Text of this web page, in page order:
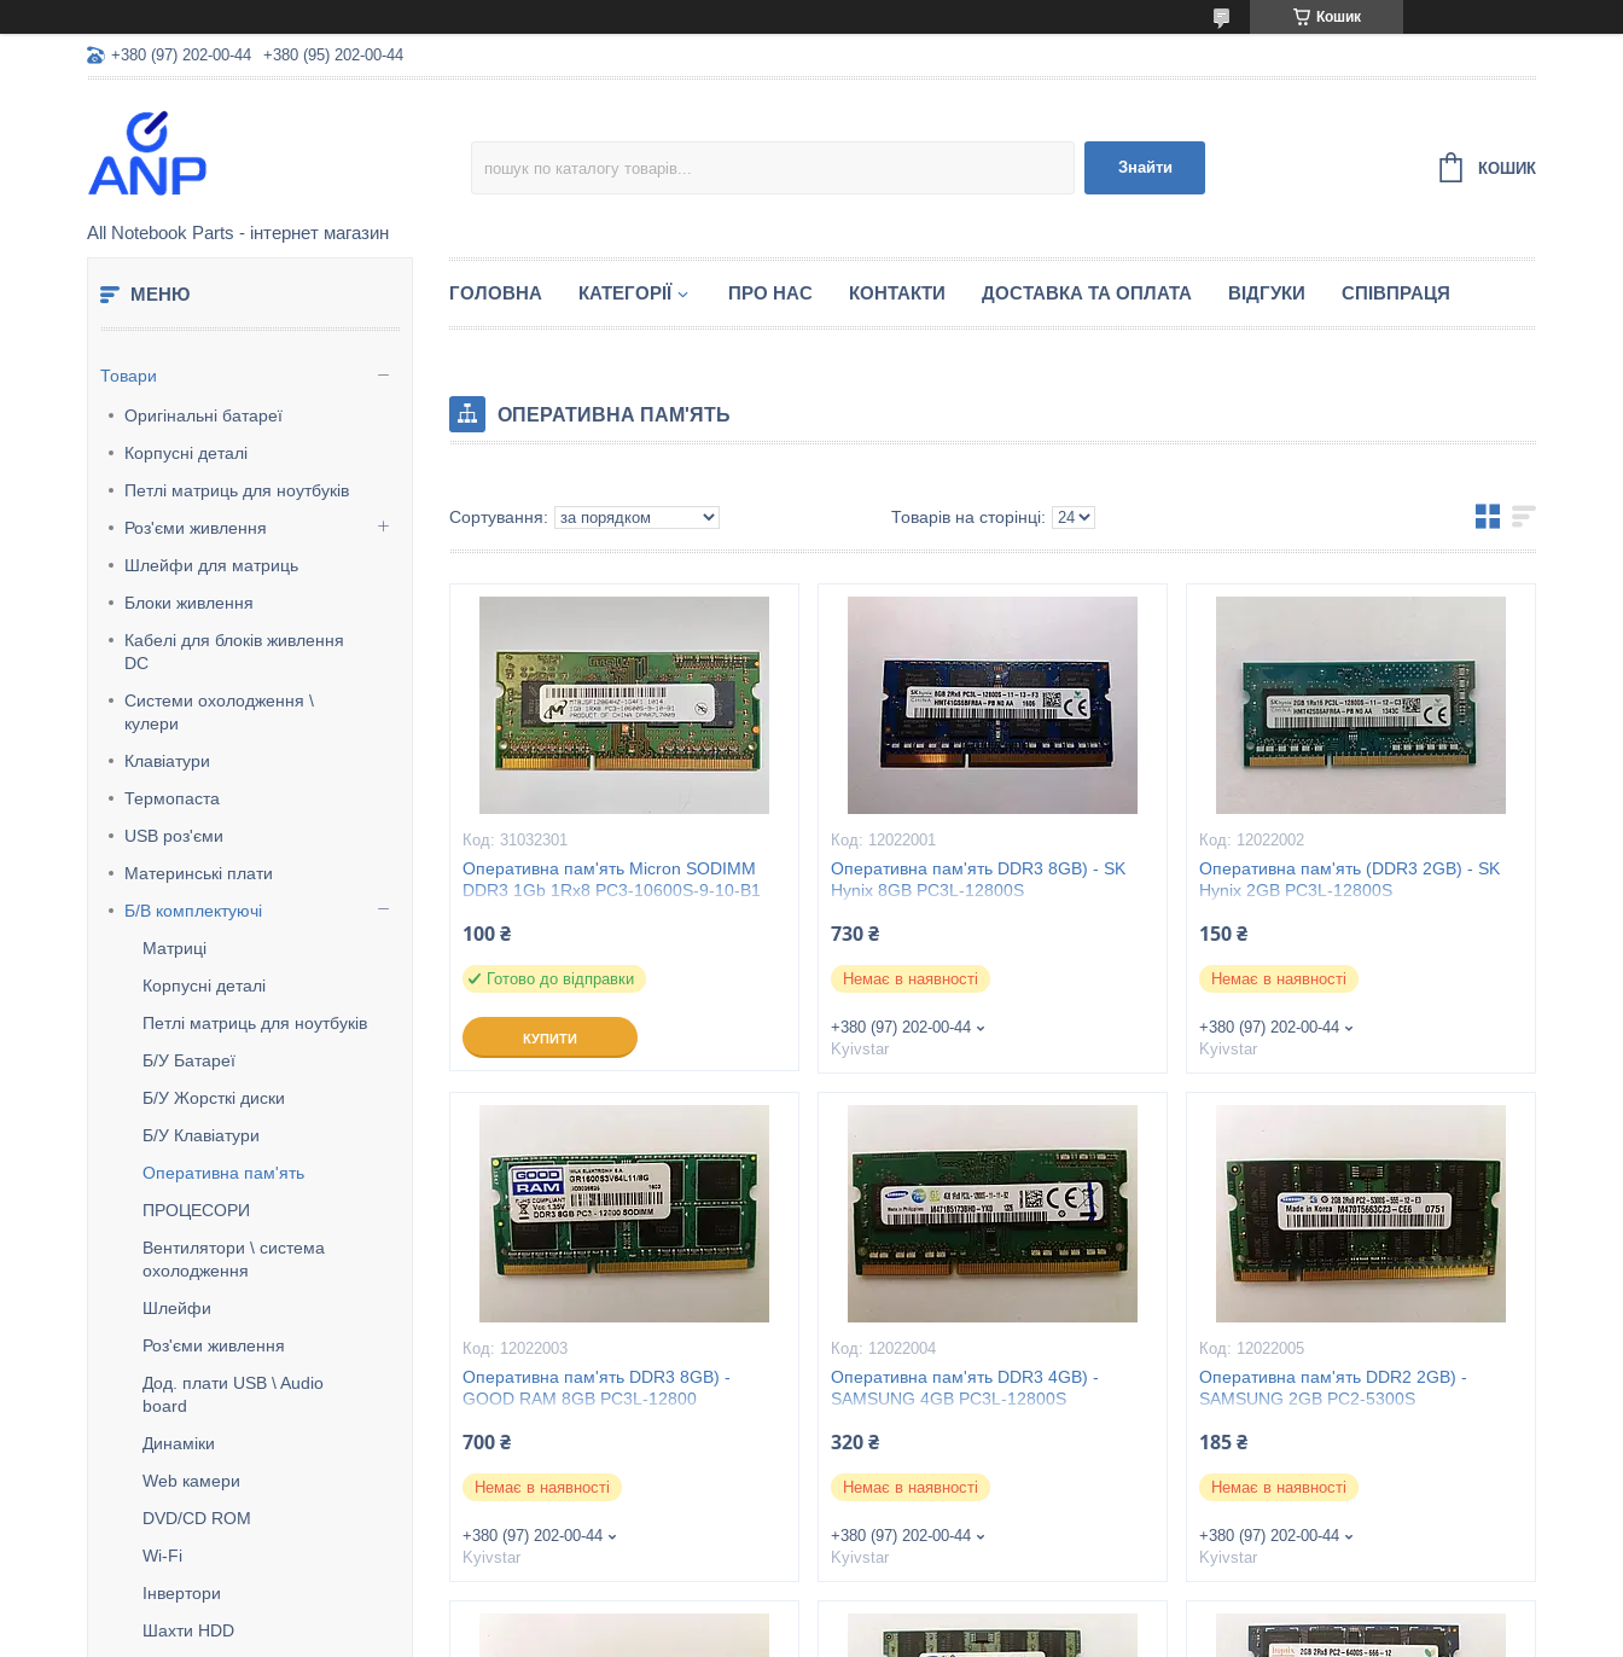
Кошик
+380 (97) 202-00-44 +380 (95) 202-00-44
All Notebook Parts - інтернет магазин
Знайти КОШИК
Товари
Оригінальні батареї
Корпусні деталі
Петлі матриць для ноутбуків
Роз'єми живлення
Шлейфи для матриць
Блоки живлення
Кабелі для блоків живлення
DC
Системи охолодження \
кулери
Клавіатури
Термопаста
USB роз'єми
Материнські плати
Б/В комплектуючі
Матриці
Корпусні деталі
Петлі матриць для ноутбуків
Б/У Батареї
Б/У Жорсткі диски
Б/У Клавіатури
Оперативна пам'ять
ПРОЦЕСОРИ
Вентилятори \ система
охолодження
Шлейфи
Роз'єми живлення
Дод. плати USB \ Audio
board
Динаміки
Web камери
DVD/CD ROM
Wі-Fі
Інвертори
Шахти HDD
ГОЛОВНА КАТЕГОРІЇ ПРО НАС КОНТАКТИ ДОСТАВКА ТА ОПЛАТА ВІДГУКИ СПІВПРАЦЯ
ОПЕРАТИВНА ПАМ'ЯТЬ
31032301
Оперативна пам'ять Micron SODIMM
DDR3 1Gb 1Rx8 PC3-10600S-9-10-B1
100 ₴
Готово до відправки
КУПИТИ
12022001
Оперативна пам'ять DDR3 8GB) - SK
Hynix 8GB PC3L-12800S
730 ₴
Немає в наявності
+380 (97) 202-00-44
Kyivstar
12022002
Оперативна пам'ять (DDR3 2GB) - SK
Hynix 2GB PC3L-12800S
150 ₴
Немає в наявності
+380 (97) 202-00-44
Kyivstar
12022003
Оперативна пам'ять DDR3 8GB) -
GOOD RAM 8GB PC3L-12800
700 ₴
Немає в наявності
+380 (97) 202-00-44
Kyivstar
12022004
Оперативна пам'ять DDR3 4GB) -
SAMSUNG 4GB PC3L-12800S
320 ₴
Немає в наявності
+380 (97) 202-00-44
Kyivstar
12022005
Оперативна пам'ять DDR2 2GB) -
SAMSUNG 2GB PC2-5300S
185 ₴
Немає в наявності
+380 (97) 202-00-44
Kyivstar